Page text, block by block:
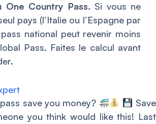
One Country Pass. Si vous ne
pays (l’Italie ou l’Espagne par
national peut revenir moins
Pass. Faites le calcul avant
save you money?
Save
you think would like this! Last